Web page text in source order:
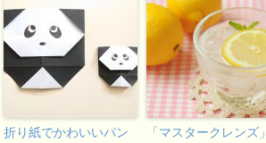
折り紙でかわいいパン
「マスタークレンズ」